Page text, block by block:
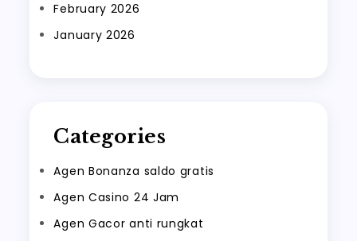
February 2026
January 2026
Categories
Agen Bonanza saldo gratis
Agen Casino 24 Jam
Agen Gacor anti rungkat